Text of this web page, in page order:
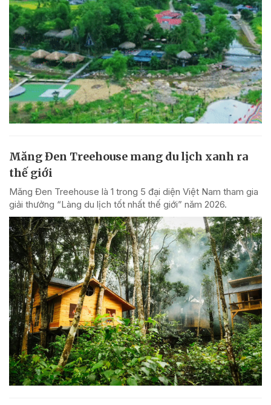
Măng Đen Treehouse mang du lịch xanh ra
thế giới
Măng Đen Treehouse là 1 trong 5 đại diện Việt Nam tham gia
giải thưởng “Làng du lịch tốt nhất thế giới” năm 2026.